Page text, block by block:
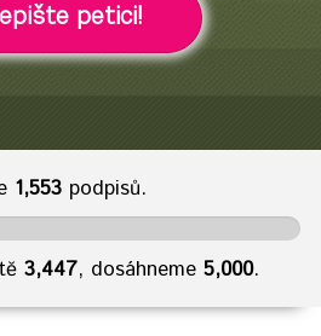
petici!
1,553 podpisů.
3,447, dosáhneme 5,000.